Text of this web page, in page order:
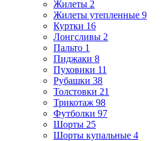
Жилеты 2
Жилеты утепленные 9
Куртки 16
Лонгсливы 2
Пальто 1
Пиджаки 8
Пуховики 11
Рубашки 38
Толстовки 21
Трикотаж 98
Футболки 97
Шорты 25
Шорты купальные 4